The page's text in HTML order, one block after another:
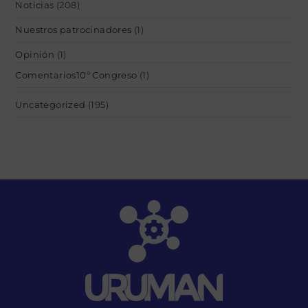
Noticias (208)
Nuestros patrocinadores (1)
Opinión (1)
Comentarios10º Congreso (1)
Uncategorized (195)